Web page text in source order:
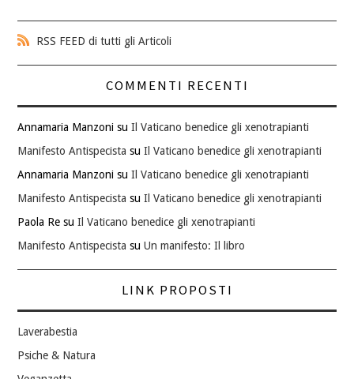
RSS FEED di tutti gli Articoli
COMMENTI RECENTI
Annamaria Manzoni suIl Vaticano benedice gli xenotrapianti
Manifesto Antispecista suIl Vaticano benedice gli xenotrapianti
Annamaria Manzoni suIl Vaticano benedice gli xenotrapianti
Manifesto Antispecista suIl Vaticano benedice gli xenotrapianti
Paola Re suIl Vaticano benedice gli xenotrapianti
Manifesto Antispecista suUn manifesto: Il libro
LINK PROPOSTI
Laverabestia
Psiche & Natura